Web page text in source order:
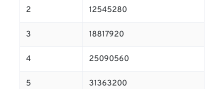
2 12545280
3 18817920
4 25090560
5 31363200